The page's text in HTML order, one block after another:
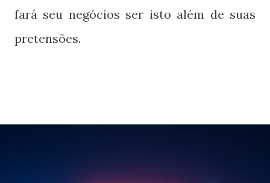
fará seu negócios ser isto além de suas
pretensões.